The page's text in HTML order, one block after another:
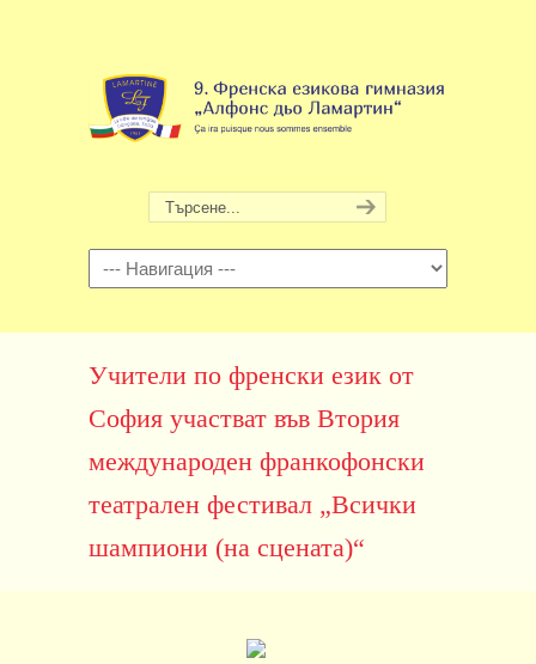
Навигация
Учители по френски език от
София участват във Втория
международен франкофонски
театрален фестивал „Всички
шампиони (на сцената)“